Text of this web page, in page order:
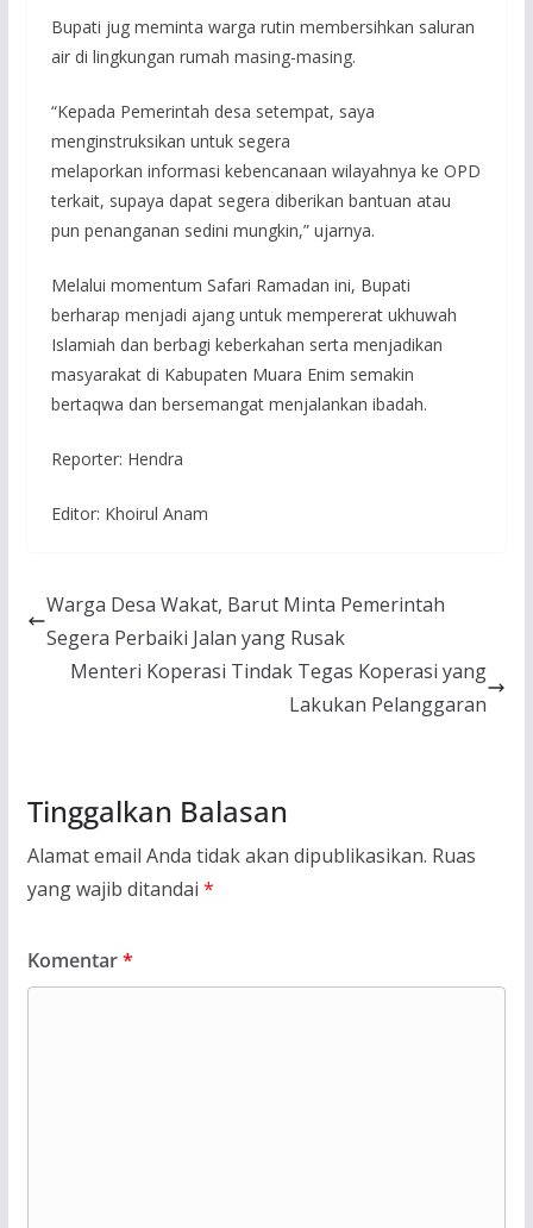
Bupati jug meminta warga rutin membersihkan saluran
air di lingkungan rumah masing-masing.
“Kepada Pemerintah desa setempat, saya
menginstruksikan untuk segera
melaporkan informasi kebencanaan wilayahnya ke OPD
terkait, supaya dapat segera diberikan bantuan atau
pun penanganan sedini mungkin,” ujarnya.
Melalui momentum Safari Ramadan ini, Bupati
berharap menjadi ajang untuk mempererat ukhuwah
Islamiah dan berbagi keberkahan serta menjadikan
masyarakat di Kabupaten Muara Enim semakin
bertaqwa dan bersemangat menjalankan ibadah.
Reporter: Hendra
Editor: Khoirul Anam
Warga Desa Wakat, Barut Minta Pemerintah
Segera Perbaiki Jalan yang Rusak
Menteri Koperasi Tindak Tegas Koperasi yang
Lakukan Pelanggaran
Tinggalkan Balasan
Alamat email Anda tidak akan dipublikasikan. Ruas
yang wajib ditandai *
Komentar*